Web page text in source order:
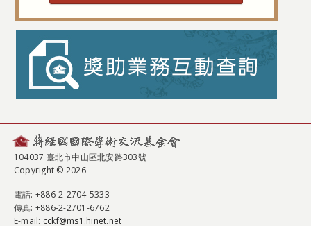
104037 臺北市中山區北安路303號
Copyright © 2026
電話: +886-2-2704-5333
傳真: +886-2-2701-6762
E-mail: cckf@ms1.hinet.net